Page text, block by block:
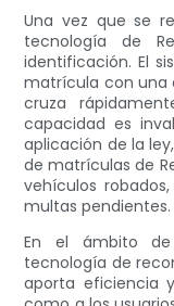
Una vez que se
tecnología de
identificación. El
matrícula con una
cruza
capacidad es
aplicación de la
de matrículas de
vehículos
multas pendientes.
En el ámbito
tecnología de
aporta eficiencia